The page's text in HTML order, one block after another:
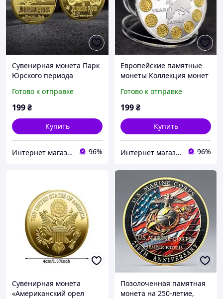
Сувенирная монета Парк
Юрского периода
Готово к отправке
199₴
Купить
Интернет магазин GSM-V 96%
Европейские памятные
монеты Коллекция монет
Готово к отправке
199₴
Купить
Интернет магазин GSM-V 96%
Сувенирная монета
«Американский орел
Позолоченная памятная
монета на 250-летие,